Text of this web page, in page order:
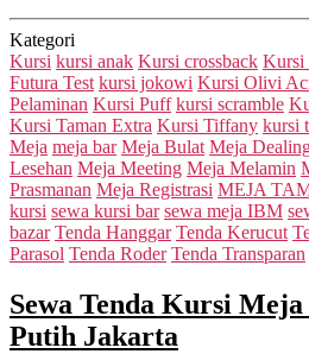
Kategori
Kursi kursi anak Kursi crossback Kursi
Futura Test kursi jokowi Kursi Olivi
Pelaminan Kursi Puff kursi scramble
Kursi Taman Extra Kursi Tiffany kursi
Meja meja bar Meja Bulat Meja
Lesehan Meja Meeting Meja Melamin
Prasmanan Meja Registrasi MEJA
kursi sewa kursi bar sewa meja IBM
bazar Tenda Hanggar Tenda Kerucut
Parasol Tenda Roder Tenda Transparan
Sewa Tenda Kursi
Putih Jakarta